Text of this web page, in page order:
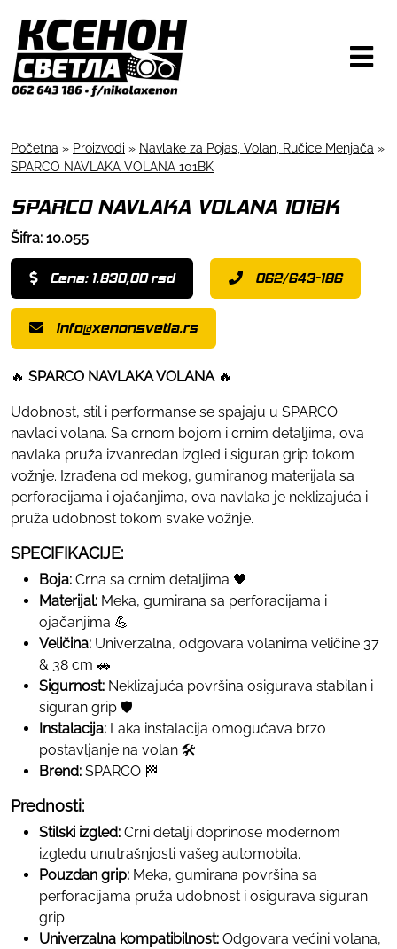
Početna » Proizvodi » Navlake za Pojas, Volan, Ručice Menjača »
SPARCO NAVLAKA VOLANA 101BK
SPARCO NAVLAKA VOLANA 101BK
Šifra: 10.055
Cena: 1.830,00 rsd 062/643-186
info@xenonsvetla.rs
🔥 SPARCO NAVLAKA VOLANA 🔥
Udobnost, stil i performanse se spajaju u SPARCO
navlaci volana. Sa crnom bojom i crnim detaljima, ova
navlaka pruža izvanredan izgled i siguran grip tokom
vožnje. Izrađena od mekog, gumiranog materijala sa
perforacijama i ojačanjima, ova navlaka je neklizajuća i
pruža udobnost tokom svake vožnje.
SPECIFIKACIJE:
Boja: Crna sa crnim detaljima 🖤
Materijal: Meka, gumirana sa perforacijama i
ojačanjima 💪
Veličina: Univerzalna, odgovara volanima veličine 37
& 38 cm 🚗
Sigurnost: Neklizajuća površina osigurava stabilan i
siguran grip 🛡️
Instalacija: Laka instalacija omogućava brzo
postavljanje na volan 🛠️
Brend: SPARCO 🏁
Prednosti:
Stilski izgled: Crni detalji doprinose modernom
izgledu unutrašnjosti vašeg automobila.
Pouzdan grip: Meka, gumirana površina sa
perforacijama pruža udobnost i osigurava siguran
grip.
Univerzalna kompatibilnost: Odgovara većini volana,